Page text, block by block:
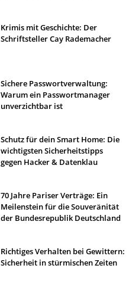
Krimis mit Geschichte: Der
Schriftsteller Cay Rademacher
Sichere Passwortverwaltung:
Warum ein Passwortmanager
unverzichtbar ist
Schutz für dein Smart Home: Die
wichtigsten Sicherheitstipps
gegen Hacker & Datenklau
70 Jahre Pariser Verträge: Ein
Meilenstein für die Souveränität
der Bundesrepublik Deutschland
Richtiges Verhalten bei Gewittern:
Sicherheit in stürmischen Zeiten